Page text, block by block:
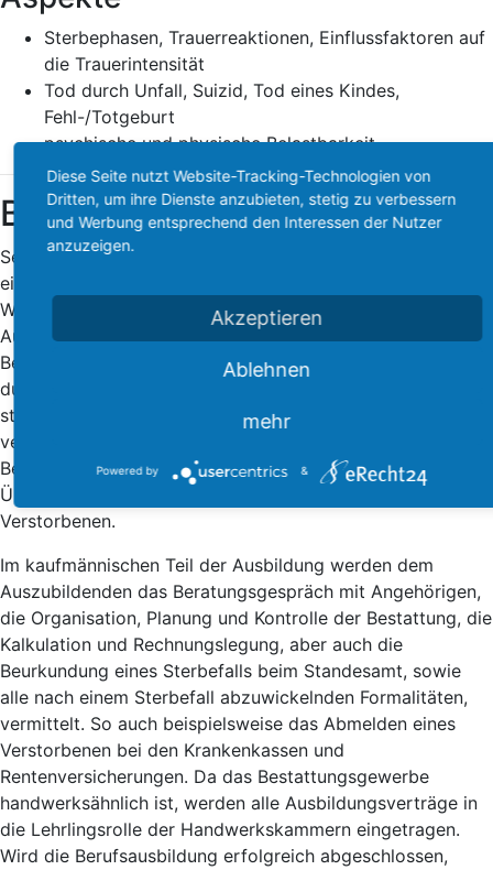
Sterbephasen, Trauerreaktionen, Einflussfaktoren auf
die Trauerintensität
Tod durch Unfall, Suizid, Tod eines Kindes,
Fehl-/Totgeburt
psychische und physische Belastbarkeit
Bestattungsfachkraft
Seit wenigen Jahren ist es auch in Deutschland möglich,
eine Ausbildung zur Bestattungsfachkraft zu absolvieren.
Wie bei anderen Lehrberufen auch, beträgt die
Ausbildungsdauer 3 Jahre und wird in
Bestattungsinstituten und in Friedhofsverwaltungen
durchgeführt. Für die schulische Ausbildung sind die
staatlichen Berufsschulen in Bad Kissingen und in Springe
verantwortlich, während die praktische Ausbildung im
Betrieb erfolgt. Sie umfasst unter anderem die Bergung,
Überführung, Versorgung, Einkleidung und Einbettung von
Verstorbenen.
Im kaufmännischen Teil der Ausbildung werden dem
Auszubildenden das Beratungsgespräch mit Angehörigen,
die Organisation, Planung und Kontrolle der Bestattung, die
Kalkulation und Rechnungslegung, aber auch die
Beurkundung eines Sterbefalls beim Standesamt, sowie
alle nach einem Sterbefall abzuwickelnden Formalitäten,
vermittelt. So auch beispielsweise das Abmelden eines
Verstorbenen bei den Krankenkassen und
Rentenversicherungen. Da das Bestattungsgewerbe
handwerksähnlich ist, werden alle Ausbildungsverträge in
die Lehrlingsrolle der Handwerkskammern eingetragen.
Wird die Berufsausbildung erfolgreich abgeschlossen,
Diese Seite nutzt Website-Tracking-Technologien von
Dritten, um ihre Dienste anzubieten, stetig zu verbessern
und Werbung entsprechend den Interessen der Nutzer
anzuzeigen.
Akzeptieren
Ablehnen
mehr
Powered by &